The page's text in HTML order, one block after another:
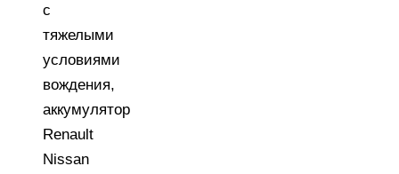
с
тяжелыми
условиями
вождения,
аккумулятор
Renault
Nissan